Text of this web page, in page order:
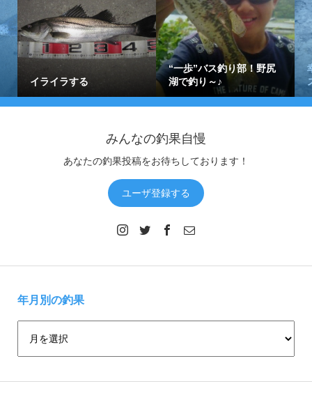
イライラする
“一歩”バス釣り部！野尻
湖で釣り～♪
みんなの釣果自慢
あなたの釣果投稿をお待ちしております！
ユーザ登録する
年月別の釣果